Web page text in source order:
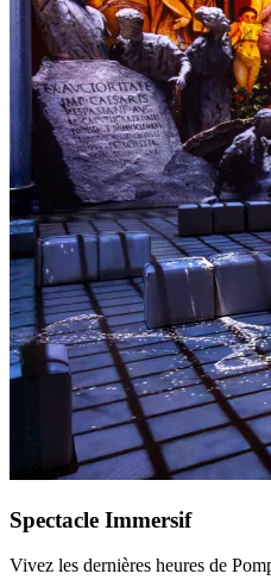
Spectacle Immersif
Vivez les dernières heures de